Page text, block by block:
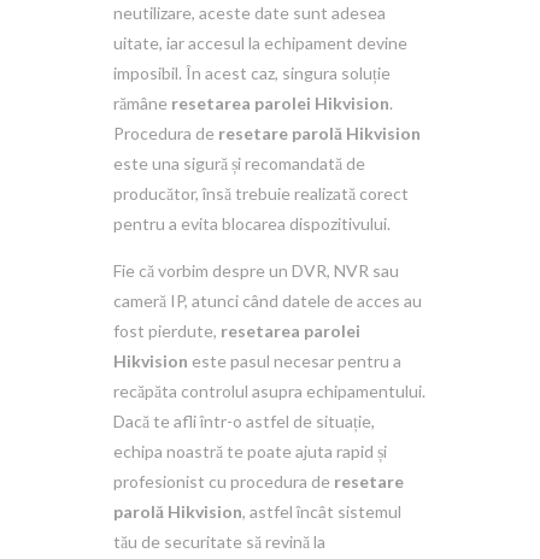
neutilizare, aceste date sunt adesea
uitate, iar accesul la echipament devine
imposibil. În acest caz, singura soluție
rămâne resetarea parolei Hikvision.
Procedura de resetare parolă Hikvision
este una sigură și recomandată de
producător, însă trebuie realizată corect
pentru a evita blocarea dispozitivului.
Fie că vorbim despre un DVR, NVR sau
cameră IP, atunci când datele de acces au
fost pierdute, resetarea parolei
Hikvision este pasul necesar pentru a
recăpăta controlul asupra echipamentului.
Dacă te afli într-o astfel de situație,
echipa noastră te poate ajuta rapid și
profesionist cu procedura de resetare
parolă Hikvision, astfel încât sistemul
tău de securitate să revină la